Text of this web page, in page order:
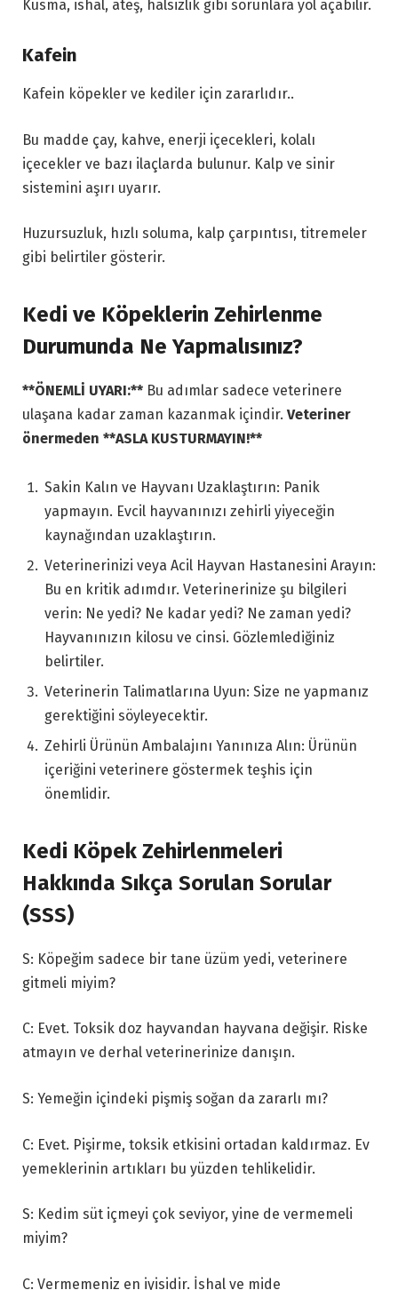
Kusma, ishal, ateş, halsizlik gibi sorunlara yol açabilir.
Kafein
Kafein köpekler ve kediler için zararlıdır..
Bu madde çay, kahve, enerji içecekleri, kolalı
içecekler ve bazı ilaçlarda bulunur. Kalp ve sinir
sistemini aşırı uyarır.
Huzursuzluk, hızlı soluma, kalp çarpıntısı, titremeler
gibi belirtiler gösterir.
Kedi ve Köpeklerin Zehirlenme
Durumunda Ne Yapmalısınız?
**ÖNEMLİ UYARI:** Bu adımlar sadece veterinere
ulaşana kadar zaman kazanmak içindir. Veteriner
önermeden **ASLA KUSTURMAYIN!**
Sakin Kalın ve Hayvanı Uzaklaştırın: Panik
yapmayın. Evcil hayvanınızı zehirli yiyeceğin
kaynağından uzaklaştırın.
Veterinerinizi veya Acil Hayvan Hastanesini Arayın:
Bu en kritik adımdır. Veterinerinize şu bilgileri
verin: Ne yedi? Ne kadar yedi? Ne zaman yedi?
Hayvanınızın kilosu ve cinsi. Gözlemlediğiniz
belirtiler.
Veterinerin Talimatlarına Uyun: Size ne yapmanız
gerektiğini söyleyecektir.
Zehirli Ürünün Ambalajını Yanınıza Alın: Ürünün
içeriğini veterinere göstermek teşhis için
önemlidir.
Kedi Köpek Zehirlenmeleri
Hakkında Sıkça Sorulan Sorular
(SSS)
S: Köpeğim sadece bir tane üzüm yedi, veterinere
gitmeli miyim?
C: Evet. Toksik doz hayvandan hayvana değişir. Riske
atmayın ve derhal veterinerinize danışın.
S: Yemeğin içindeki pişmiş soğan da zararlı mı?
C: Evet. Pişirme, toksik etkisini ortadan kaldırmaz. Ev
yemeklerinin artıkları bu yüzden tehlikelidir.
S: Kedim süt içmeyi çok seviyor, yine de vermemeli
miyim?
C: Vermemeniz en iyisidir. İshal ve mide